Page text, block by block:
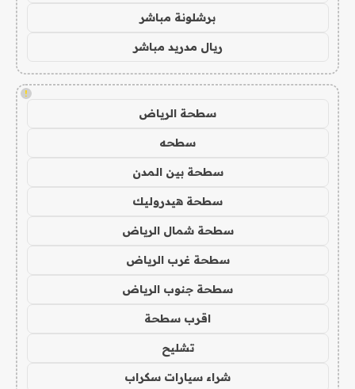
برشلونة مباشر
ريال مدريد مباشر
!
سطحة الرياض
سطحه
سطحة بين المدن
سطحة هيدروليك
سطحة شمال الرياض
سطحة غرب الرياض
سطحة جنوب الرياض
اقرب سطحة
تشليح
شراء سيارات سكراب